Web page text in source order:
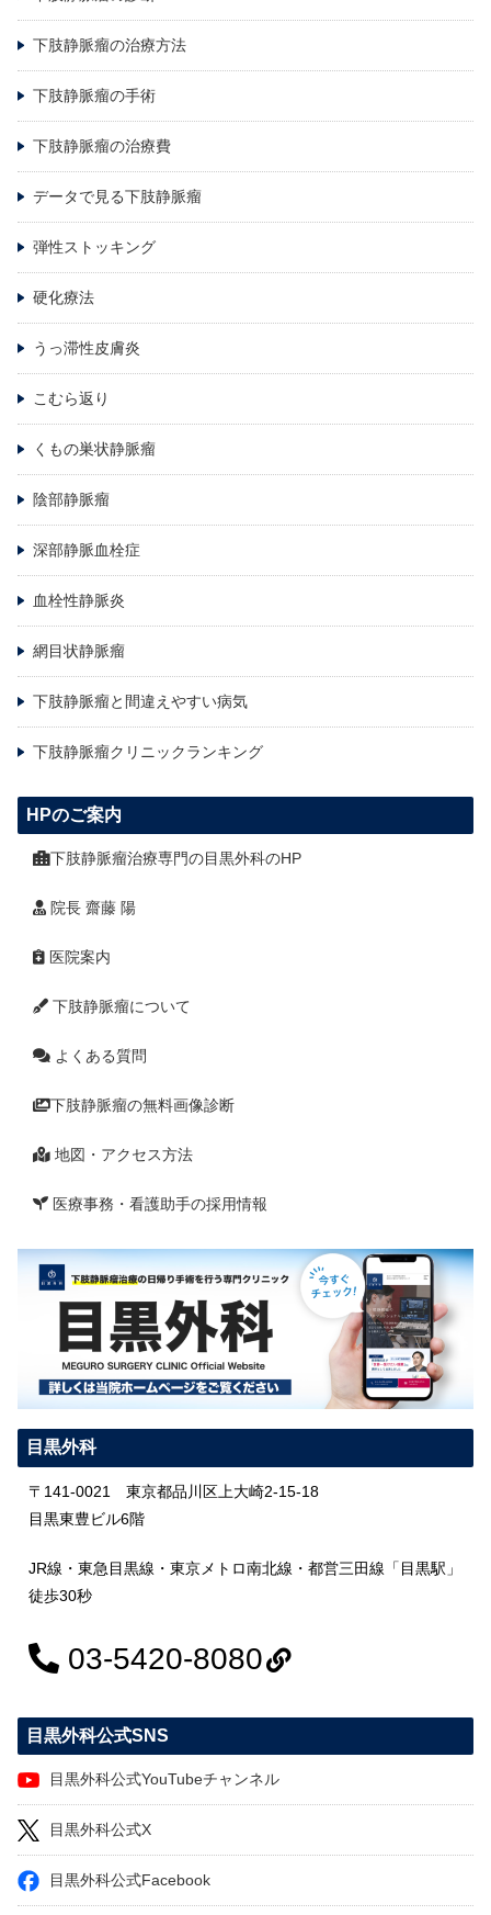
下肢静脈瘤の治療方法
下肢静脈瘤の手術
下肢静脈瘤の治療費
データで見る下肢静脈瘤
弾性ストッキング
硬化療法
うっ滞性皮膚炎
こむら返り
くもの巣状静脈瘤
陰部静脈瘤
深部静脈血栓症
血栓性静脈炎
網目状静脈瘤
下肢静脈瘤と間違えやすい病気
下肢静脈瘤クリニックランキング
HPのご案内
下肢静脈瘤治療専門の目黒外科のHP
院長 齋藤 陽
医院案内
下肢静脈瘤について
よくある質問
下肢静脈瘤の無料画像診断
地図・アクセス方法
医療事務・看護助手の採用情報
目黒外科
〒141-0021 東京都品川区上大崎2-15-18
目黒東豊ビル6階
JR線・東急目黒線・東京メトロ南北線・都営三田線「目黒駅」
徒歩30秒
03-5420-8080
目黒外科公式SNS
目黒外科公式YouTubeチャンネル
目黒外科公式X
目黒外科公式Facebook